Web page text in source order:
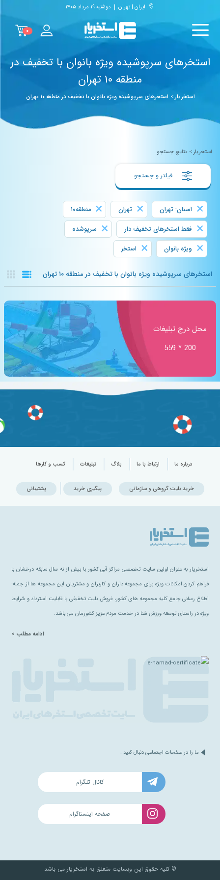
ایران | تهران دوشنبه ۱۹ مرداد ۱۴۰۵
۰
استخرهای سرپوشیده ویژه بانوان با تخفیف در
منطقه ۱۰ تهران
استخریار> استخرهای سرپوشیده ویژه بانوان با تخفیف در منطقه ۱۰ تهران
استخریار> نتایج جستجو
× استان: تهران × تهران × منطقه۱۰
× فقط استخرهای تخفیف دار × سرپوشده
× ویژه بانوان × استخر
استخرهای سرپوشیده ویژه بانوان با تخفیف در منطقه ۱۰ تهران
محل درج تبلیغات
200 * 559
درباره ما ارتباط با ما بلاگ تبلیغات کسب و کارها
خرید بلیت گروهی و سازمانی پیگیری خرید پشتیبانی
استخریار به عنوان اولین سایت تخصصی مراکز آبی کشور با بیش از نه سال سابقه درخشان با
فراهم کردن امکانات ویژه برای مجموعه داران و کاربران و مشتریان این مجموعه ها از جمله:
اطلاع رسانی جامع کلیه مجموعه های کشور، فروش بلیت تخفیفی با قابلیت استرداد و شرایط
ویژه در راستای توسعه ورزش شنا در خدمت مردم عزیز کشورمان می باشد.
ادامه مطلب >
ما را در صفحات اجتماعی دنبال کنید :
کانال تلگرام
صفحه اینستاگرام
© کلیه حقوق این وبسایت متعلق به استخریار می باشد